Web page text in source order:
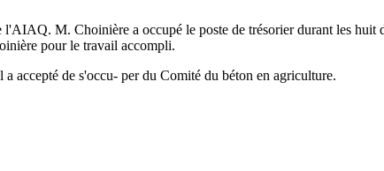
M. Choinière a occupé le poste de trésorier durant les huit
pour le travail accompli.
accepté de s'occu- per du Comité du béton en agriculture.